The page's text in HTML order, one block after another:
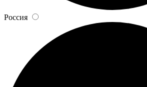
Россия